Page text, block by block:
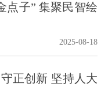
点子” 集聚民智绘
2025-08-18
正创新 坚持人大